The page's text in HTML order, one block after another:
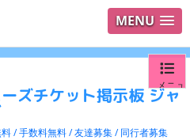
MENU
ズチケット掲示板 ジャ
/ 手数料無料 / 友達募集 / 同行者募集
メニュ
ログイ